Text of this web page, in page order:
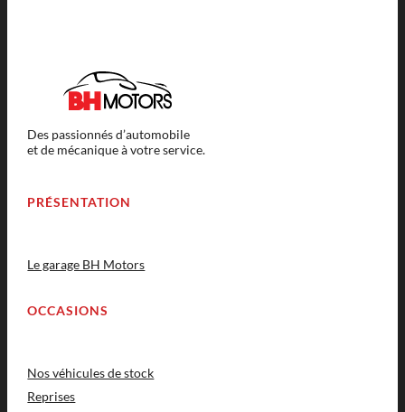
Des passionnés d’automobile
et de mécanique à votre service.
PRÉSENTATION
Le garage BH Motors
OCCASIONS
Nos véhicules de stock
Reprises